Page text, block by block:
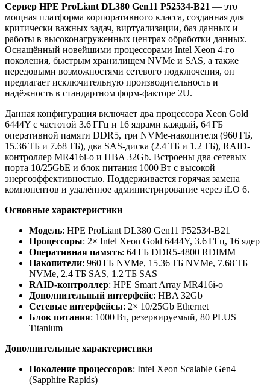
Сервер HPE ProLiant DL380 Gen11 P52534-B21 — это
мощная платформа корпоративного класса, созданная для
критически важных задач, виртуализации, баз данных и
работы в высоконагруженных центрах обработки данных.
Оснащённый новейшими процессорами Intel Xeon 4‑го
поколения, быстрым хранилищем NVMe и SAS, а также
передовыми возможностями сетевого подключения, он
предлагает исключительную производительность и
надёжность в стандартном форм-факторе 2U.
Данная конфигурация включает два процессора Xeon Gold
6444Y с частотой 3.6 ГГц и 16 ядрами каждый, 64 ГБ
оперативной памяти DDR5, три NVMe-накопителя (960 ГБ,
15.36 ТБ и 7.68 ТБ), два SAS-диска (2.4 ТБ и 1.2 ТБ), RAID-
контроллер MR416i-o и HBA 32Gb. Встроены два сетевых
порта 10/25GbE и блок питания 1000 Вт с высокой
энергоэффективностью. Поддерживается горячая замена
компонентов и удалённое администрирование через iLO 6.
Основные характеристики
Модель: HPE ProLiant DL380 Gen11 P52534-B21
Процессоры: 2× Intel Xeon Gold 6444Y, 3.6 ГГц, 16 ядер
Оперативная память: 64 ГБ DDR5-4800 RDIMM
Накопители: 960 ГБ NVMe, 15.36 ТБ NVMe, 7.68 ТБ
NVMe, 2.4 ТБ SAS, 1.2 ТБ SAS
RAID-контроллер: HPE Smart Array MR416i-o
Дополнительный интерфейс: HBA 32Gb
Сетевые интерфейсы: 2× 10/25Gb Ethernet
Блок питания: 1000 Вт, резервируемый, 80 PLUS
Titanium
Дополнительные характеристики
Поколение процессоров: Intel Xeon Scalable Gen4
(Sapphire Rapids)